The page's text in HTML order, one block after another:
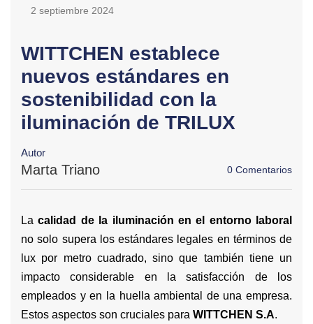
2 septiembre 2024
WITTCHEN establece
nuevos estándares en
sostenibilidad con la
iluminación de TRILUX
Autor
Marta Triano 0 Comentarios
Lacalidad de la iluminación en el entorno laboral
no solo supera los estándares legales en términos de
lux por metro cuadrado, sino que también tiene un
impacto considerable en la satisfacción de los
empleados y en la huella ambiental de una empresa.
Estos aspectos son cruciales para WITTCHEN S.A.